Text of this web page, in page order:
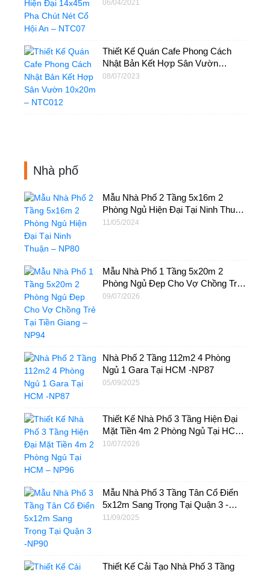
06/04/2021
Thiết Kế Quán Cafe Phong Cách
Nhật Bản Kết Hợp Sân Vườn
10x20m – NTC012
08/07/2023
Nhà phố
Mẫu Nhà Phố 2 Tầng 5x16m 2
Phòng Ngủ Hiện Đại Tại Ninh Thuận
– NP80
11/05/2024
Mẫu Nhà Phố 1 Tầng 5x20m 2
Phòng Ngủ Đẹp Cho Vợ Chồng Trẻ
Tại Tiền Giang – NP94
09/07/2026
Nhà Phố 2 Tầng 112m2 4 Phòng
Ngủ 1 Gara Tại HCM -NP87
05/09/2025
Thiết Kế Nhà Phố 3 Tầng Hiện Đại
Mặt Tiền 4m 2 Phòng Ngủ Tại HCM
– NP96
10/07/2026
Mẫu Nhà Phố 3 Tầng Tân Cổ Điển
5x12m Sang Trọng Tại Quận 3 -
NP90
11/09/2025
Thiết Kế Cải Tạo Nhà Phố 3 Tầng